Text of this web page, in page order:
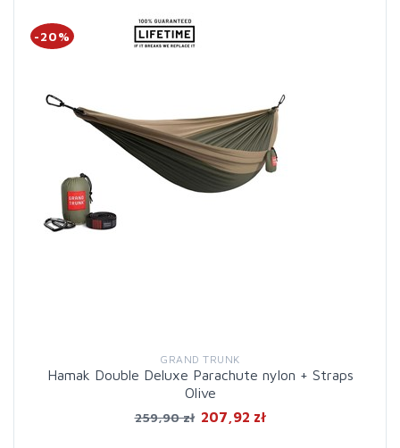
-20%
GRAND TRUNK
Hamak Double Deluxe Parachute nylon + Straps
Olive
259,90 zł 207,92 zł